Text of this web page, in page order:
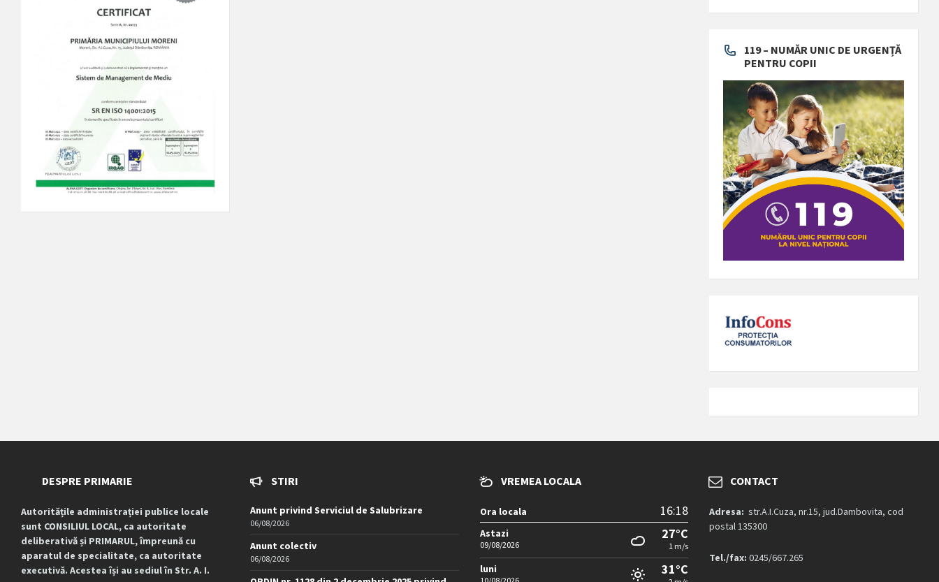
119 – NUMĂR UNIC DE URGENȚĂ
PENTRU COPII
DESPRE PRIMARIE
Autoritățile administrației publice locale
sunt CONSILIUL LOCAL, ca autoritate
deliberativă și PRIMARUL, împreună cu
aparatul de specialitate, ca autoritate
executivă. Acestea își au sediul în Str. A. I.
STIRI
Anunt privind Serviciul de Salubrizare
06/08/2026
Anunt colectiv
06/08/2026
VREMEA LOCALA
Ora locala 16:18
Astazi
09/08/2026
27°C
1 m/s
luni 31°C
CONTACT
Adresa: str.A.I.Cuza, nr.15, jud.Dambovita, cod
postal 135300
Tel./fax: 0245/667.265